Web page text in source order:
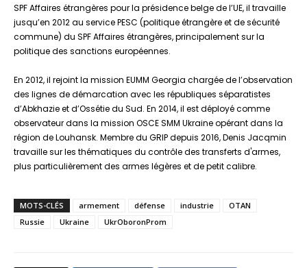
SPF Affaires étrangères pour la présidence belge de l’UE, il travaille
jusqu’en 2012 au service PESC (politique étrangère et de sécurité
commune) du SPF Affaires étrangères, principalement sur la
politique des sanctions européennes.
En 2012, il rejoint la mission EUMM Georgia chargée de l’observation
des lignes de démarcation avec les républiques séparatistes
d’Abkhazie et d’Ossétie du Sud. En 2014, il est déployé comme
observateur dans la mission OSCE SMM Ukraine opérant dans la
région de Louhansk. Membre du GRIP depuis 2016, Denis Jacqmin
travaille sur les thématiques du contrôle des transferts d'armes,
plus particulièrement des armes légères et de petit calibre.
MOTS-CLÉS armement défense industrie
OTAN
Russie
Ukraine UkrOboronProm